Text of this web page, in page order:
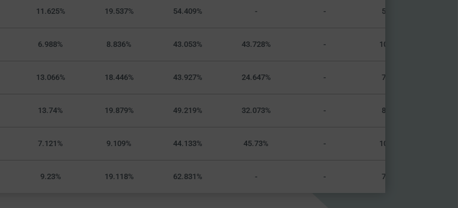
11.625% 19.537% 54.409% - - 54.980%
6.988% 8.836% 43.053% 43.728% - 105.781%
13.066% 18.446% 43.927% 24.647% - 72.589%
13.74% 19.879% 49.219% 32.073% - 81.843%
7.121% 9.109% 44.133% 45.73% - 105.968%
9.23% 19.118% 62.831% - - 75.046%